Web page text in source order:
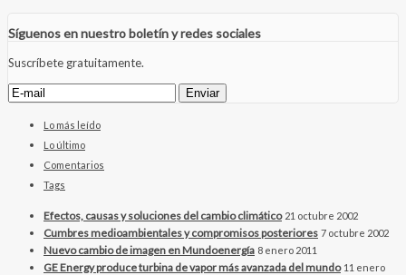
Síguenos en nuestro boletín y redes sociales
Suscríbete gratuitamente.
Lo más leído
Lo último
Comentarios
Tags
Efectos, causas y soluciones del cambio climático 21 octubre 2002
Cumbres medioambientales y compromisos posteriores 7 octubre 2002
Nuevo cambio de imagen en Mundoenergía 8 enero 2011
GE Energy produce turbina de vapor más avanzada del mundo 11 enero